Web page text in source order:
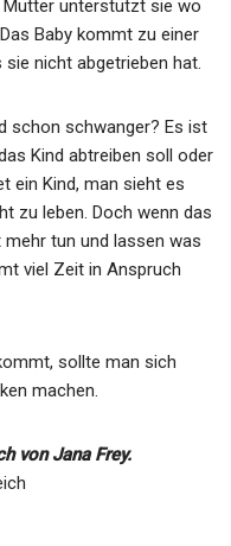
Mutter unterstützt sie wo
Baby kommt zu einer
nicht abgetrieben hat.
schon schwanger? Es ist
Kind abtreiben soll oder
ein Kind, man sieht es
zu leben. Doch wenn das
tun und lassen was
viel Zeit in Anspruch
sollte man sich
machen.
von Jana Frey.